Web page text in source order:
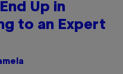
Up in
to an Expert